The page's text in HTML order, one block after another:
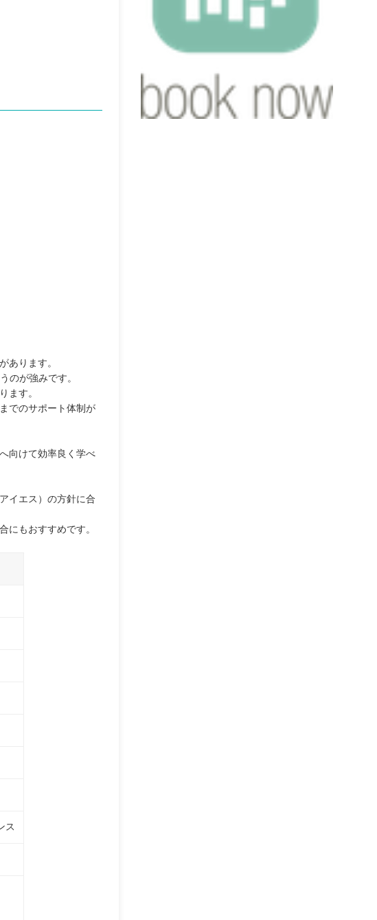
あります。
のが強みです。
ます。
でのサポート体制が
向けて効率良く学べ
イエス）の方針に合
にもおすすめです。
ス